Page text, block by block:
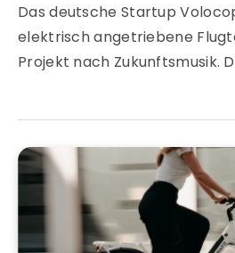
Das deutsche Startup
elektrisch angetriebene
Projekt nach Zukunftsmusik.